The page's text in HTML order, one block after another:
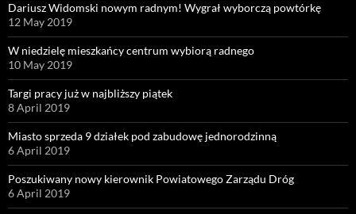
Dariusz Widomski nowym radnym! Wygrał wyborczą powtórkę
12 May 2019
W niedzielę mieszkańcy centrum wybiorą radnego
10 May 2019
Targi pracy już w najbliższy piątek
8 April 2019
Miasto sprzeda 9 działek pod zabudowę jednorodzinną
6 April 2019
Poszukiwany nowy kierownik Powiatowego Zarządu Dróg
6 April 2019